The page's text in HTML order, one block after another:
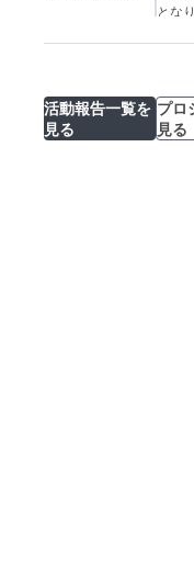
とな
活動報告一覧を
見る
プロ
見る